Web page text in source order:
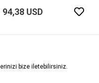
94,38 USD
bize iletebilirsiniz.